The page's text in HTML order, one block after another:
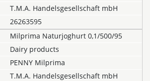
T.M.A. Handelsgesellschaft mbH
26263595
Milprima Naturjoghurt 0,1/500/95
Dairy products
PENNY Milprima
T.M.A. Handelsgesellschaft mbH